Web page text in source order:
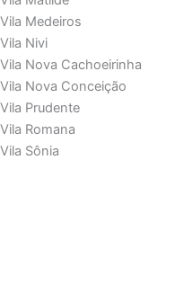
Medeiros
Nivi
Nova Cachoeirinha
Nova Conceição
Prudente
Romana
Sônia